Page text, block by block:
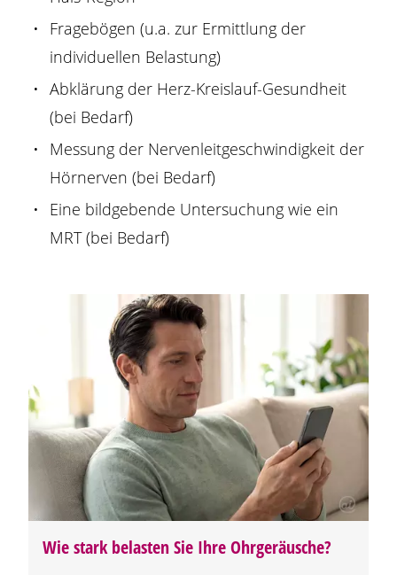
Fragebögen (u.a. zur Ermittlung der
individuellen Belastung)
Abklärung der Herz-Kreislauf-Gesundheit
(bei Bedarf)
Messung der Nervenleitgeschwindigkeit der
Hörnerven (bei Bedarf)
Eine bildgebende Untersuchung wie ein
MRT (bei Bedarf)
Wie stark belasten Sie Ihre Ohrgeräusche?